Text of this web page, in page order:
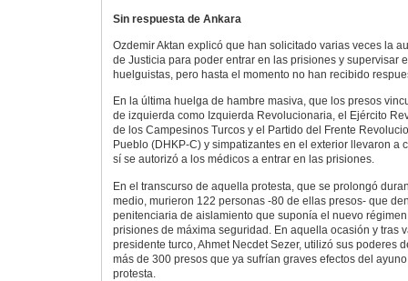
Sin respuesta de Ankara
Ozdemir Aktan explicó que han solicitado varias veces la
de Justicia para poder entrar en las prisiones y supervisar
huelguistas, pero hasta el momento no han recibido
En la última huelga de hambre masiva, que los presos
de izquierda como Izquierda Revolucionaria, el Ejército
de los Campesinos Turcos y el Partido del Frente
Pueblo (DHKP-C) y simpatizantes en el exterior llevaron a
sí se autorizó a los médicos a entrar en las prisiones.
En el transcurso de aquella protesta, que se prolongó
medio, murieron 122 personas -80 de ellas presos- que
penitenciaria de aislamiento que suponía el nuevo
prisiones de máxima seguridad. En aquella ocasión y tras
presidente turco, Ahmet Necdet Sezer, utilizó sus poderes
más de 300 presos que ya sufrían graves efectos del
protesta.